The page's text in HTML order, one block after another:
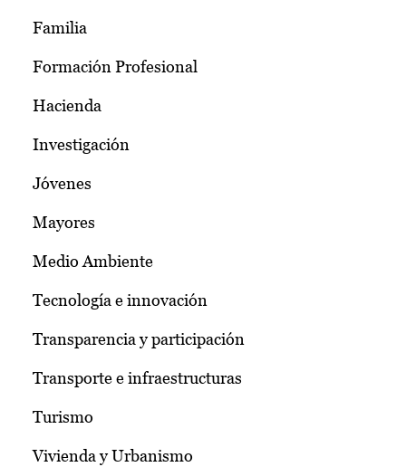
Familia
Formación Profesional
Hacienda
Investigación
Jóvenes
Mayores
Medio Ambiente
Tecnología e innovación
Transparencia y participación
Transporte e infraestructuras
Turismo
Vivienda y Urbanismo